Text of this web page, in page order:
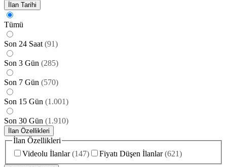
İlan Tarihi
Tümü
Son 24 Saat (91)
Son 3 Gün (285)
Son 7 Gün (570)
Son 15 Gün (1.001)
Son 30 Gün (1.910)
İlan Özellikleri
İlan Özellikleri
Videolu İlanlar (147) Fiyatı Düşen İlanlar (621)